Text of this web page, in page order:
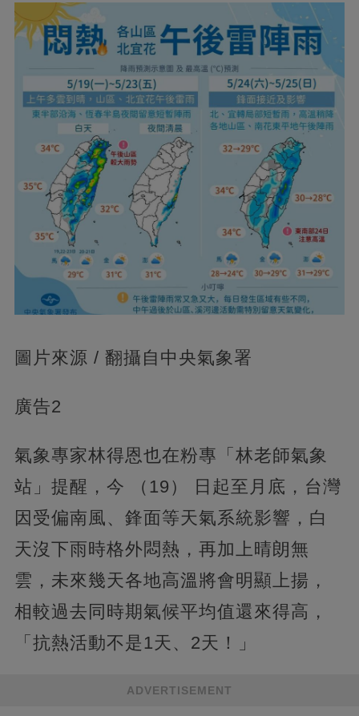
圖片來源 / 翻攝自中央氣象署
廣告2
氣象專家林得恩也在粉專「林老師氣象
站」提醒，今 （19） 日起至月底，台灣
因受偏南風、鋒面等天氣系統影響，白
天沒下雨時格外悶熱，再加上晴朗無
雲，未來幾天各地高溫將會明顯上揚，
相較過去同時期氣候平均值還來得高，
「抗熱活動不是1天、2天！」
ADVERTISEMENT